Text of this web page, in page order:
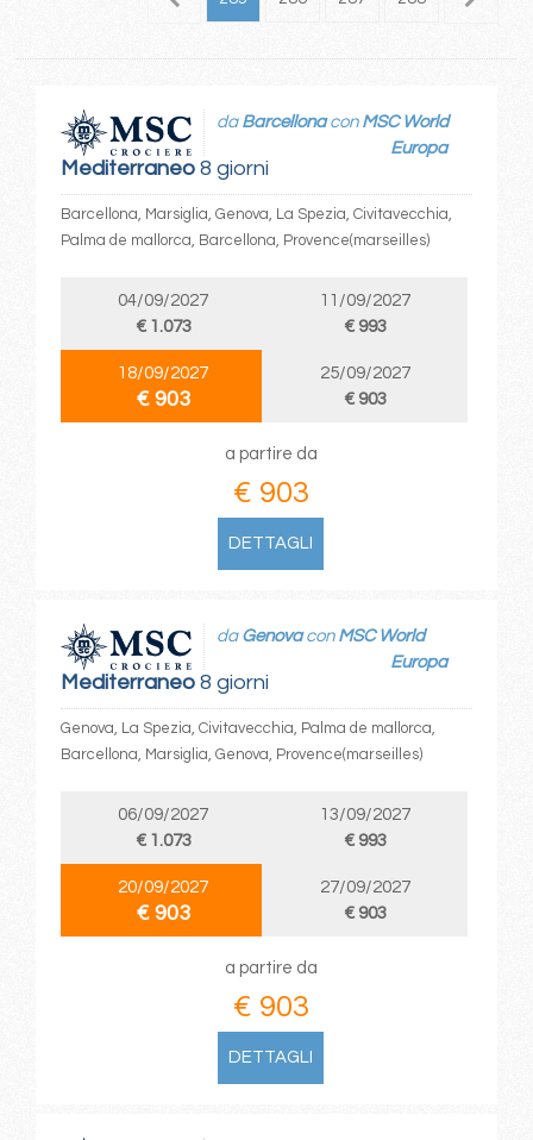
Mediterraneo8 giorni
da Barcellonacon MSC World
Europa
Barcellona, Marsiglia, Genova, La Spezia, Civitavecchia,
Palma de mallorca, Barcellona, Provence(marseilles)
04/09/2027
€ 1.073
11/09/2027
€ 993
18/09/2027
€ 903
25/09/2027
€ 903
a partire da
€ 903
DETTAGLI
Mediterraneo8 giorni
da Genovacon MSC World
Europa
Genova, La Spezia, Civitavecchia, Palma de mallorca,
Barcellona, Marsiglia, Genova, Provence(marseilles)
06/09/2027
€ 1.073
13/09/2027
€ 993
20/09/2027
€ 903
27/09/2027
€ 903
a partire da
€ 903
DETTAGLI